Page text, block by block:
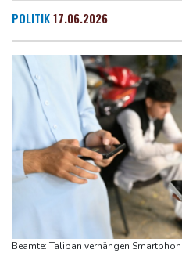
Dresden
Salzburg
32 °C
Baden-Baden
32 °C
Ostchina auf Land getroffen
Nächster Dreifachsieg für
Verkehrsminister Bilger will
knüpfen
Bericht: Trotz Sanierung nur
und Berlin pünktlich
FC Bayern: Kompany setzt auf
POLITIK17.06.2026
Beamte: Taliban verhängen